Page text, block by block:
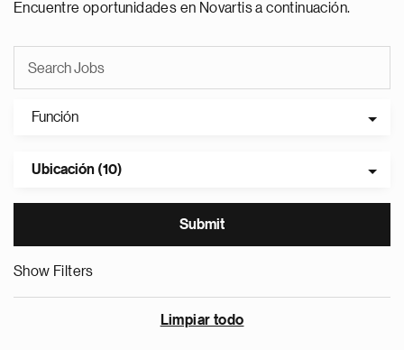
Encuentre oportunidades en Novartis a continuación.
Función
Ubicación (10)
Show Filters
Limpiar todo